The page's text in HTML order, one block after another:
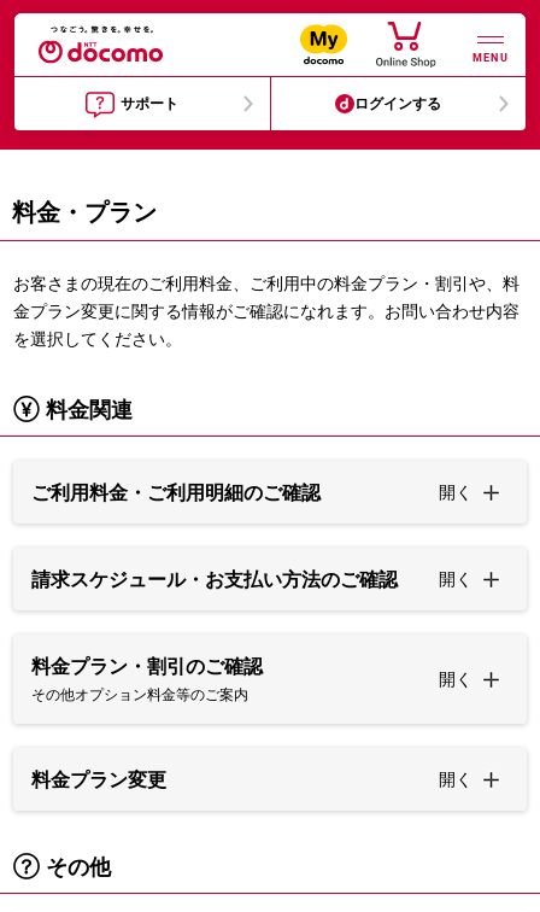
MENU
サポート ログインする
料金・プラン
お客さまの現在のご利用料金、ご利用中の料金プラン・割引や、料
金プラン変更に関する情報がご確認になれます。お問い合わせ内容
を選択してください。
料金関連
ご利用料金・ご利用明細のご確認 開く
請求スケジュール・お支払い方法のご確認 開く
料金プラン・割引のご確認
その他オプション料金等のご案内
開く
料金プラン変更 開く
その他